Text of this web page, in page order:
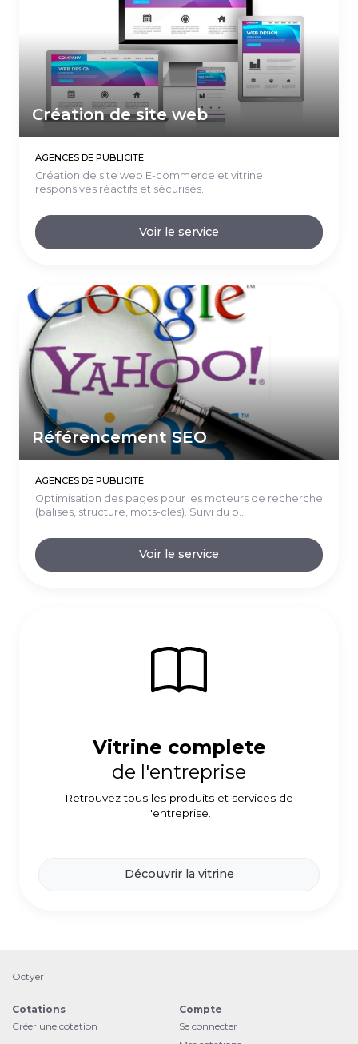
Création de site web
AGENCES DE PUBLICITÉ
Création de site web E-commerce et vitrine
responsives réactifs et sécurisés.
Voir le service
Référencement SEO
AGENCES DE PUBLICITÉ
Optimisation des pages pour les moteurs de recherche
(balises, structure, mots-clés). Suivi du p...
Voir le service
Vitrine complete
de l'entreprise
Retrouvez tous les produits et services de
l'entreprise.
Découvrir la vitrine
Octyer
Cotations
Créer une cotation
Compte
Se connecter